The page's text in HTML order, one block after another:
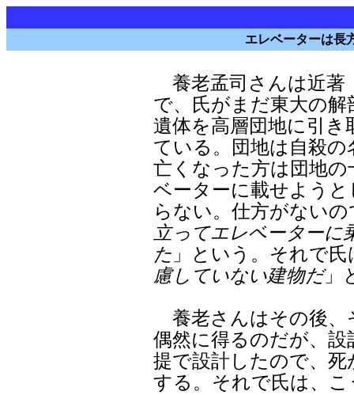
エレベーターは長
養老孟司さんは近著
で、氏がまだ東大の
遺体を高層団地に引
ている。団地は自殺
亡くなった方は団地
ベーターに載せよう
らない。仕方がないの
立ってエレベーターに
た 」という。それで氏
慮していない建物だ」
養老さんはその後、
偶然に得るのだが、
提で設計したので、
する。それで氏は、